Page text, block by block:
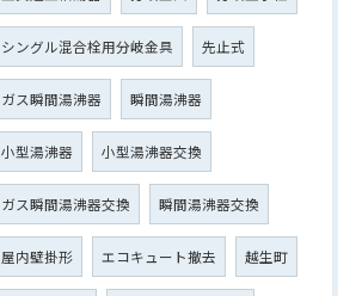
シングル混合栓用分岐金具 先止式
ガス瞬間湯沸器 瞬間湯沸器
小型湯沸器 小型湯沸器交換
ガス瞬間湯沸器交換 瞬間湯沸器交換
屋内壁掛形 エコキュート撤去 越生町